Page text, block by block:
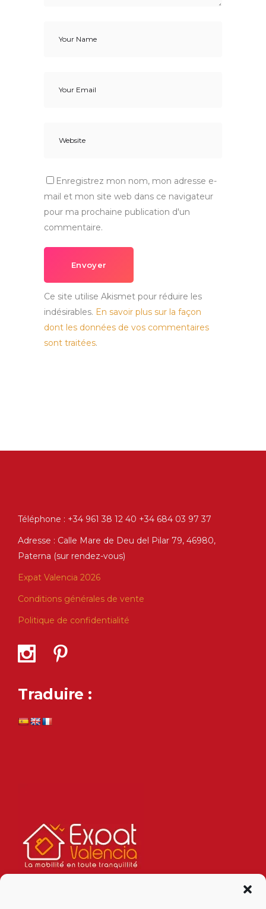
Enregistrez mon nom, mon adresse e-
mail et mon site web dans ce navigateur
pour ma prochaine publication d'un
commentaire.
Envoyer
Ce site utilise Akismet pour réduire les
indésirables. En savoir plus sur la façon
dont les données de vos commentaires
sont traitées.
Téléphone : +34 961 38 12 40 +34 684 03 97 37
Adresse : Calle Mare de Deu del Pilar 79, 46980,
Paterna (sur rendez-vous)
Expat Valencia 2026
Conditions générales de vente
Politique de confidentialité
Traduire :